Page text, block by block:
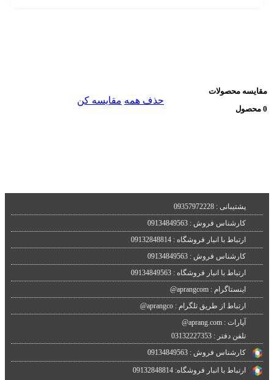
مقایسه محصولات
0 محصول
حذف همه مقایسه کن
پشتیبانی : 09357972228
کارشناس فروش : 09134849563
ارتباط با انبار فروشگاه : 09132848814
کارشناس فروش : 09134849563
ارتباط با انبار فروشگاه : 09134849563
اینستاگرام : aprangcom@
ارتباط از طریق تلگرام : aprangco@
آپارات : aprang.com@
تلفن دفتر : 03132227353
کارشناس فروش : 09134849563
ارتباط با انبار فروشگاه: 09132848814